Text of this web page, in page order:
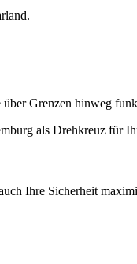
Grenzen hinweg
als Drehkreuz für
Ihre Sicherheit